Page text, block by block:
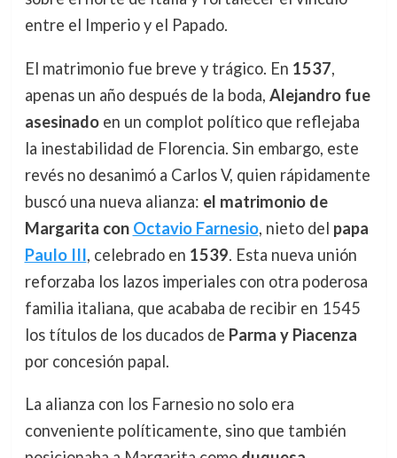
entre el Imperio y el Papado.
El matrimonio fue breve y trágico. En 1537,
apenas un año después de la boda, Alejandro fue
asesinadoen un complot político que reflejaba
la inestabilidad de Florencia. Sin embargo, este
revés no desanimó a Carlos V, quien rápidamente
buscó una nueva alianza: el matrimonio de
Margarita con Octavio Farnesio, nieto del papa
Paulo III, celebrado en 1539. Esta nueva unión
reforzaba los lazos imperiales con otra poderosa
familia italiana, que acababa de recibir en 1545
los títulos de los ducados de Parma y Piacenza
por concesión papal.
La alianza con los Farnesio no solo era
conveniente políticamente, sino que también